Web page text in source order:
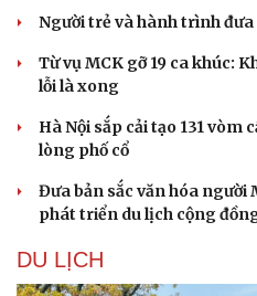
Người trẻ và hành trình đưa
Từ vụ MCK gỡ 19 ca khúc:
lỗi là xong
Hà Nội sắp cải tạo 131 vòm
lòng phố cổ
Đưa bản sắc văn hóa
phát triển du lịch cộng
DU LỊCH